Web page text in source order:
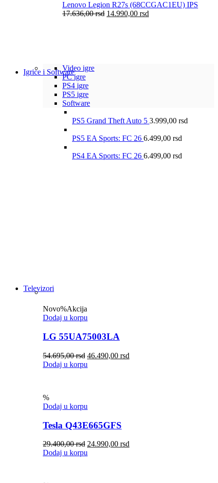
Lenovo Legion R27s (68CCGAC1EU) IPS
17.636,00rsd 14.990,00 rsd
Igrice i SoftwareVideo igre
PC igre
PS4 igre
PS5 igre
Software
PS5 Grand Theft Auto 5 3.999,00 rsd
PS5 EA Sports: FC 26 6.499,00 rsd
PS4 EA Sports: FC 26 6.499,00 rsd
Televizori
Novo%Akcija
Dodaj u korpu
LG 55UA75003LA
54.695,00rsd 46.490,00 rsd
Dodaj u korpu
%
Dodaj u korpu
Tesla Q43E665GFS
29.400,00rsd 24.990,00 rsd
Dodaj u korpu